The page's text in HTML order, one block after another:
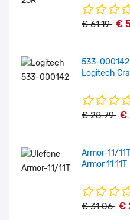
€ 61.19 €
533-
Logitech
€ 28.79 €
Armor-11/
Armor 11 11T
€ 31.06 €